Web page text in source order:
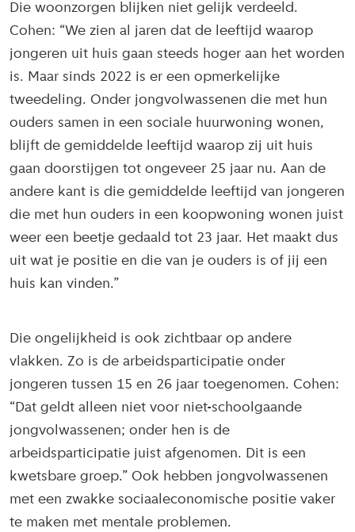
Die woonzorgen blijken niet gelijk verdeeld.
Cohen: “We zien al jaren dat de leeftijd waarop
jongeren uit huis gaan steeds hoger aan het worden
is. Maar sinds 2022 is er een opmerkelijke
tweedeling. Onder jongvolwassenen die met hun
ouders samen in een sociale huurwoning wonen,
blijft de gemiddelde leeftijd waarop zij uit huis
gaan doorstijgen tot ongeveer 25 jaar nu. Aan de
andere kant is die gemiddelde leeftijd van jongeren
die met hun ouders in een koopwoning wonen juist
weer een beetje gedaald tot 23 jaar. Het maakt dus
uit wat je positie en die van je ouders is of jij een
huis kan vinden.”
Die ongelijkheid is ook zichtbaar op andere
vlakken. Zo is de arbeidsparticipatie onder
jongeren tussen 15 en 26 jaar toegenomen. Cohen:
“Dat geldt alleen niet voor niet-schoolgaande
jongvolwassenen; onder hen is de
arbeidsparticipatie juist afgenomen. Dit is een
kwetsbare groep.” Ook hebben jongvolwassenen
met een zwakke sociaaleconomische positie vaker
te maken met mentale problemen.